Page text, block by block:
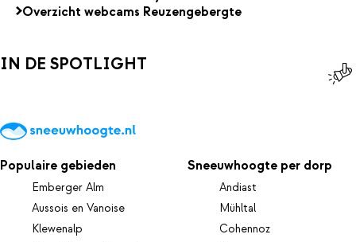
Overzicht webcams Reuzengebergte
IN DE SPOTLIGHT
Populaire gebieden
Emberger Alm
Aussois en Vanoise
Klewenalp
Sneeuwhoogte per dorp
Andiast
Mühltal
Cohennoz